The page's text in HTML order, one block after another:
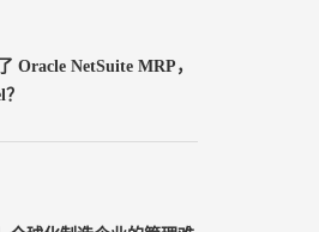
Oracle NetSuite MRP，